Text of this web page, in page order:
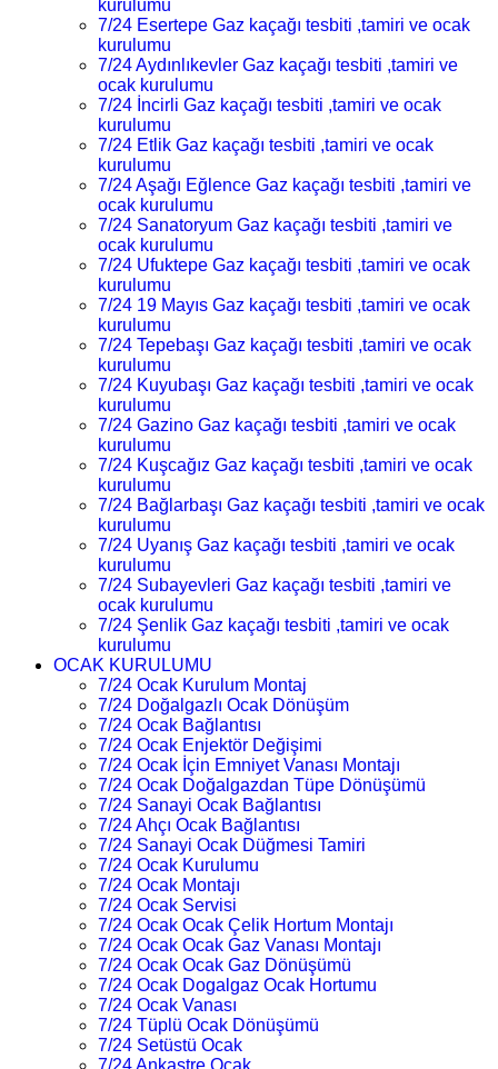
kurulumu
7/24 Esertepe Gaz kaçağı tesbiti ,tamiri ve ocak
kurulumu
7/24 Aydınlıkevler Gaz kaçağı tesbiti ,tamiri ve
ocak kurulumu
7/24 İncirli Gaz kaçağı tesbiti ,tamiri ve ocak
kurulumu
7/24 Etlik Gaz kaçağı tesbiti ,tamiri ve ocak
kurulumu
7/24 Aşağı Eğlence Gaz kaçağı tesbiti ,tamiri ve
ocak kurulumu
7/24 Sanatoryum Gaz kaçağı tesbiti ,tamiri ve
ocak kurulumu
7/24 Ufuktepe Gaz kaçağı tesbiti ,tamiri ve ocak
kurulumu
7/24 19 Mayıs Gaz kaçağı tesbiti ,tamiri ve ocak
kurulumu
7/24 Tepebaşı Gaz kaçağı tesbiti ,tamiri ve ocak
kurulumu
7/24 Kuyubaşı Gaz kaçağı tesbiti ,tamiri ve ocak
kurulumu
7/24 Gazino Gaz kaçağı tesbiti ,tamiri ve ocak
kurulumu
7/24 Kuşcağız Gaz kaçağı tesbiti ,tamiri ve ocak
kurulumu
7/24 Bağlarbaşı Gaz kaçağı tesbiti ,tamiri ve ocak
kurulumu
7/24 Uyanış Gaz kaçağı tesbiti ,tamiri ve ocak
kurulumu
7/24 Subayevleri Gaz kaçağı tesbiti ,tamiri ve
ocak kurulumu
7/24 Şenlik Gaz kaçağı tesbiti ,tamiri ve ocak
kurulumu
OCAK KURULUMU
7/24 Ocak Kurulum Montaj
7/24 Doğalgazlı Ocak Dönüşüm
7/24 Ocak Bağlantısı
7/24 Ocak Enjektör Değişimi
7/24 Ocak İçin Emniyet Vanası Montajı
7/24 Ocak Doğalgazdan Tüpe Dönüşümü
7/24 Sanayi Ocak Bağlantısı
7/24 Ahçı Ocak Bağlantısı
7/24 Sanayi Ocak Düğmesi Tamiri
7/24 Ocak Kurulumu
7/24 Ocak Montajı
7/24 Ocak Servisi
7/24 Ocak Ocak Çelik Hortum Montajı
7/24 Ocak Ocak Gaz Vanası Montajı
7/24 Ocak Ocak Gaz Dönüşümü
7/24 Ocak Dogalgaz Ocak Hortumu
7/24 Ocak Vanası
7/24 Tüplü Ocak Dönüşümü
7/24 Setüstü Ocak
7/24 Ankastre Ocak